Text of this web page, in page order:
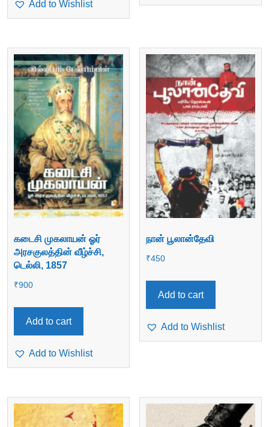
Add to Wishlist
கடைசி முகலாயன் ஓர்
அரசகுலத்தின் வீழ்ச்சி,
டெல்லி, 1857
₹900
Add to cart
Add to Wishlist
நான் பூலான்தேவி
₹450
Add to cart
Add to Wishlist